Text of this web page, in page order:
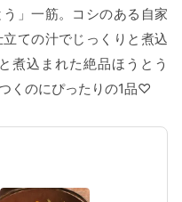
」一筋。コシのある自家
ての汁でじっくりと煮込
煮込まれた絶品ほうとう
くのにぴったりの1品♡